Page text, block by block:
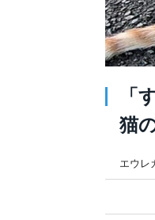
「
猫
エウレ